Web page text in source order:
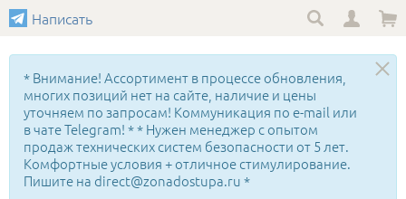
Написать
* Внимание! Ассортимент в процессе обновления,
многих позиций нет на сайте, наличие и цены
уточняем по запросам! Коммуникация по e-mail или
в чате Telegram! * * Нужен менеджер с опытом
продаж технических систем безопасности от 5 лет.
Комфортные условия + отличное стимулирование.
Пишите на direct@zonadostupa.ru *